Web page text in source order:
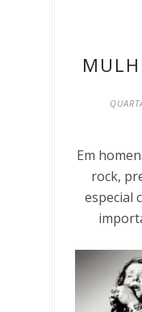
Em
rock,
especial